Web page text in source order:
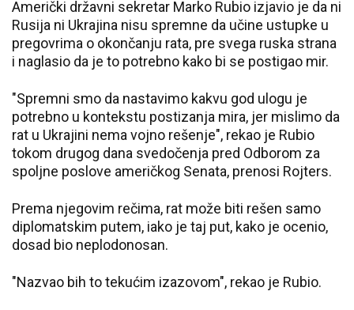
Američki državni sekretar Marko Rubio izjavio je da ni
Rusija ni Ukrajina nisu spremne da učine ustupke u
pregovrima o okončanju rata, pre svega ruska strana
i naglasio da je to potrebno kako bi se postigao mir.
"Spremni smo da nastavimo kakvu god ulogu je
potrebno u kontekstu postizanja mira, jer mislimo da
rat u Ukrajini nema vojno rešenje", rekao je Rubio
tokom drugog dana svedočenja pred Odborom za
spoljne poslove američkog Senata, prenosi Rojters.
Prema njegovim rečima, rat može biti rešen samo
diplomatskim putem, iako je taj put, kako je ocenio,
dosad bio neplodonosan.
"Nazvao bih to tekućim izazovom", rekao je Rubio.